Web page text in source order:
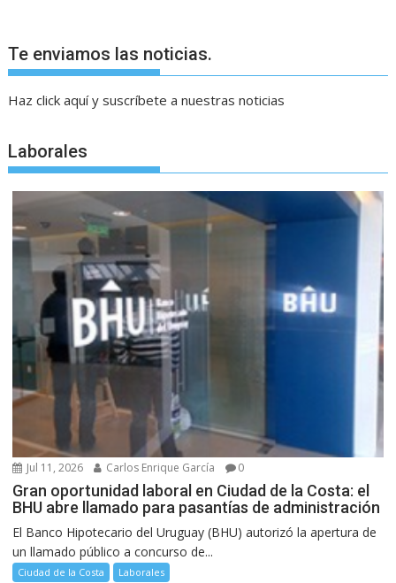
Te enviamos las noticias.
Haz click aquí y suscríbete a nuestras noticias
Laborales
Jul 11, 2026 Carlos Enrique García 0
Gran oportunidad laboral en Ciudad de la Costa: el
BHU abre llamado para pasantías de administración
El Banco Hipotecario del Uruguay (BHU) autorizó la apertura de
un llamado público a concurso de...
Ciudad de la Costa Laborales